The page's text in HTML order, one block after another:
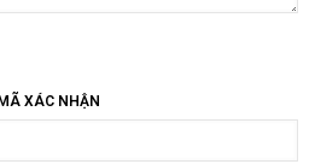
XÁC NHẬN